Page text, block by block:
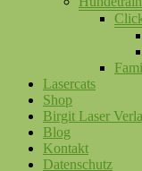
Lasercats
Shop
Birgit Laser
Blog
Kontakt
Datenschutz